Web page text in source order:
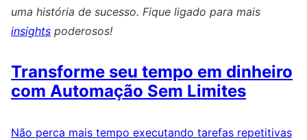
uma história de sucesso. Fique ligado para mais
insights poderosos!
Transforme seu tempo em dinheiro
com Automação Sem Limites
Não perca mais tempo executando tarefas repetitivas